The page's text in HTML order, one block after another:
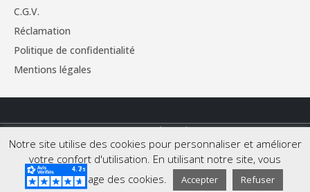
C.G.V.
Réclamation
Politique de confidentialité
Mentions légales
© Copyright 2026 - Tous droits réservés.
Notre site utilise des cookies pour personnaliser et améliorer
votre confort d'utilisation. En utilisant notre site, vous
acceptez l'usage des cookies.
Accepter Refuser